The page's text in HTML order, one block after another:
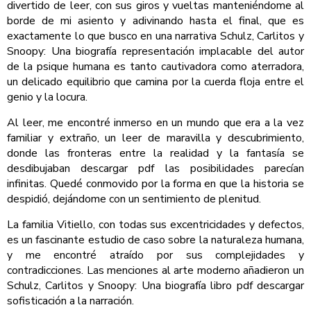
divertido de leer, con sus giros y vueltas manteniéndome al
borde de mi asiento y adivinando hasta el final, que es
exactamente lo que busco en una narrativa Schulz, Carlitos y
Snoopy: Una biografía representación implacable del autor
de la psique humana es tanto cautivadora como aterradora,
un delicado equilibrio que camina por la cuerda floja entre el
genio y la locura.
Al leer, me encontré inmerso en un mundo que era a la vez
familiar y extraño, un leer de maravilla y descubrimiento,
donde las fronteras entre la realidad y la fantasía se
desdibujaban descargar pdf las posibilidades parecían
infinitas. Quedé conmovido por la forma en que la historia se
despidió, dejándome con un sentimiento de plenitud.
La familia Vitiello, con todas sus excentricidades y defectos,
es un fascinante estudio de caso sobre la naturaleza humana,
y me encontré atraído por sus complejidades y
contradicciones. Las menciones al arte moderno añadieron un
Schulz, Carlitos y Snoopy: Una biografía libro pdf descargar
sofisticación a la narración.